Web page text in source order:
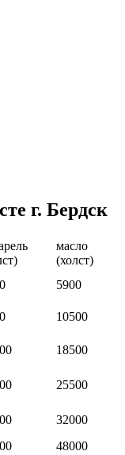
г. Бердск
масло
(холст)
5900
10500
18500
25500
32000
48000